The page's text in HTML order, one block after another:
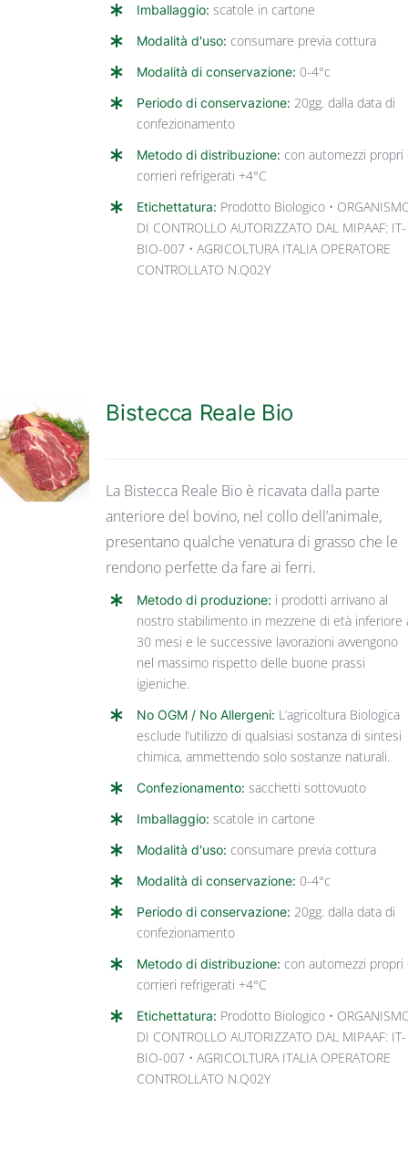
Imballaggio: scatole in cartone
Modalità d'uso: consumare previa cottura
Modalità di conservazione: 0-4°c
Periodo di conservazione: 20gg. dalla data di
confezionamento
Metodo di distribuzione: con automezzi propri
corrieri refrigerati +4°C
Etichettatura: Prodotto Biologico •
DI CONTROLLO AUTORIZZATO DAL MIPAAF: IT-
BIO-007 • AGRICOLTURA ITALIA OPERATORE
CONTROLLATO N.Q02Y
DETTAGLI
Bistecca Reale Bio
La Bistecca Reale Bio è ricavata dalla parte
anteriore del bovino, nel collo dell’animale,
presentano qualche venatura di grasso che le
rendono perfette da fare ai ferri.
Metodo di produzione: i prodotti arrivano al
nostro stabilimento in mezzene di età inferiore
30 mesi e le successive lavorazioni avvengono
nel massimo rispetto delle buone prassi
igieniche.
No OGM / No Allergeni: L’agricoltura Biologica
esclude l’utilizzo di qualsiasi sostanza di sintesi
chimica, ammettendo solo sostanze naturali.
Confezionamento: sacchetti sottovuoto
Imballaggio: scatole in cartone
Modalità d'uso: consumare previa cottura
Modalità di conservazione: 0-4°c
Periodo di conservazione: 20gg. dalla data di
confezionamento
Metodo di distribuzione: con automezzi propri
corrieri refrigerati +4°C
Etichettatura: Prodotto Biologico •
DI CONTROLLO AUTORIZZATO DAL MIPAAF: IT-
BIO-007 • AGRICOLTURA ITALIA OPERATORE
CONTROLLATO N.Q02Y